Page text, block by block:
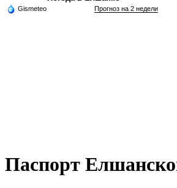
Gismeteo Прогноз на 2 недели
Паспорт